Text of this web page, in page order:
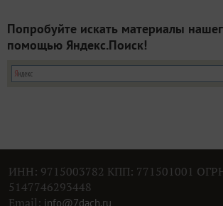
Попробуйте искать материалы
помощью Яндекс.Поиск!
ИНН: 9715003782 КПП: 771501001
5147746293448
Email: info@7dach.ru